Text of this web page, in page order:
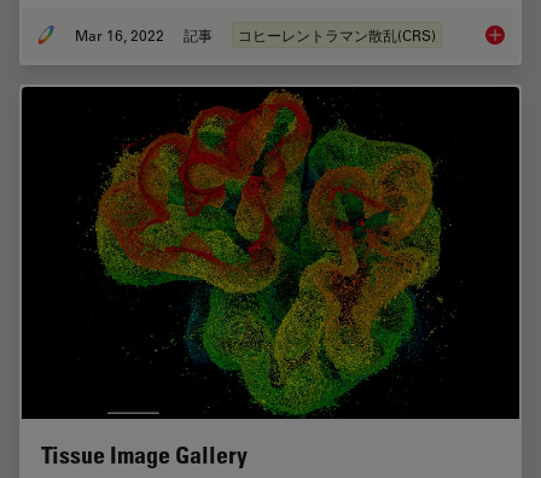
Mar 16, 2022 記事 コヒーレントラマン散乱(CRS) The
Tissue Image Gallery